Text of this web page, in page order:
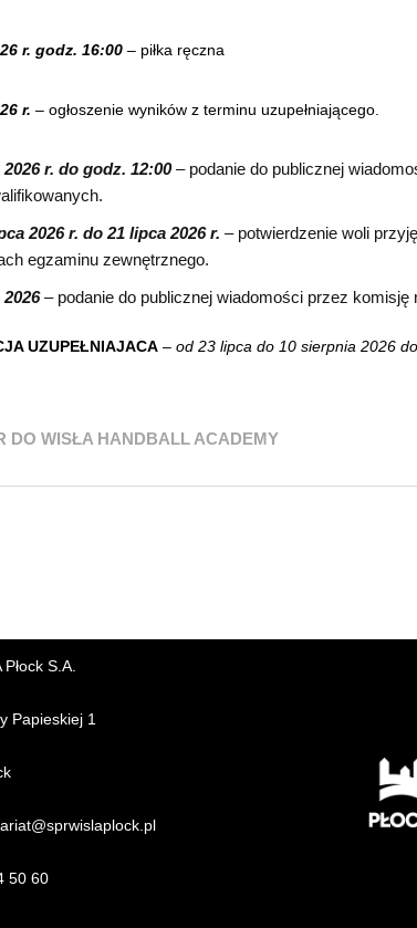
r. godz. 16:00 – piłka ręczna
r. – ogłoszenie wyników z terminu uzupełniającego.
r. do godz. 12:00– podanie do publicznej
2026 r. do 21 lipca 2026 r. – potwierdzenie woli
egzaminu zewnętrznego.
– podanie do publicznej wiadomości przez
UZUPEŁNIAJACA – od 23 lipca do 10 sierpnia 2026
DO WISŁA HANDBALL ACADEMY
S.A.
Papieskiej 1
l
50 60